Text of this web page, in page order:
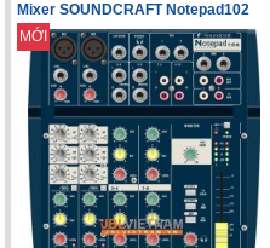
Mixer SOUNDCRAFT Notepad102
MỚI